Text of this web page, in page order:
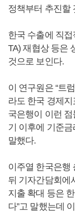
정책부터 추진할
한국 수출에 직
TA) 재협상 등은
것으로 보인다.
이 연구원은 “트
라도 한국 경제지
국은행이 이런
기 이후에 기준
말했다.
이주열 한국은행
뒤 기자간담회에
지출 확대 등은
다”고 말했는데